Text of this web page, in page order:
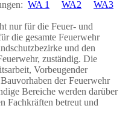
WA 1 WA2
WA3
nur für die Feuer- und
die gesamte Feuerwehr
und den
zuständig. Die
Vorbeugender
der Feuerwehr
Bereiche werden darüber
Fachkräften betreut und